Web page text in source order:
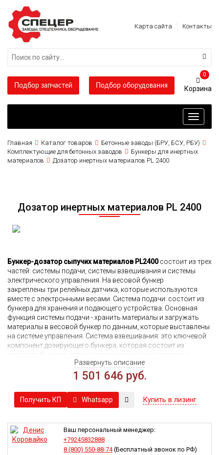
Карта сайта Контакты
Подбор запчастей Подбор оборудования
0
Toggle
Главная Каталог товаров
Бетонные заводы (БРУ, БСУ, РБУ)
Комплектующие для бетонных заводов
Бункеры для инертных
материалов
Дозатор инертных материалов PL 2400
Дозатор инертных материалов PL 2400
Бункер-дозатор сыпучих материалов PL2400состоит из трех
частей: системы подачи, системы взвешивания и системы
электрического управления. На весовой бункер
закреплены три релейных датчика, которые используются
вместе с электронными весами. Система подачи: состоит из
бункера для хранения и подающего устройства. Основная
функция системы подачи - хранить материалы и загружать
материалы в весовой бункер по данным, которые выставлены
на системе управления. Система взвешивания: это ключевой
компонент дозирующего бункера, которая состоит из
весового бункера, датчика взвешивания и контроллера
Система управления: электрическая система
управления является основным компонентом бункера
инертных, так как с помощью нее осуществляется
взвешиванием, отображение работы и автоматическое
завершение процедуры дозирования.
Развернуть описание
1 501 646 руб.
Получить КП Whatsapp Купить в лизинг
Ваш персональный менеджер:
+79245832888
8 (800) 550-88-74(Бесплатный звонок по РФ)